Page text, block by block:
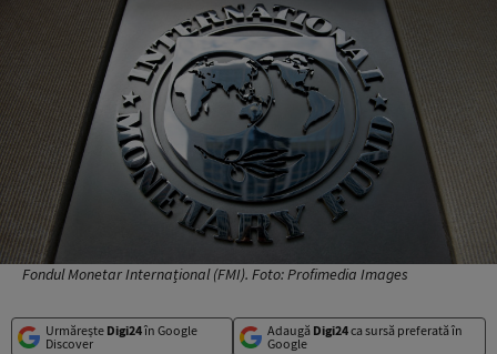
Fondul Monetar Internațional (FMI). Foto: Profimedia Images
Urmărește Digi24în Google
Discover
Adaugă Digi24ca sursă preferată în
Google